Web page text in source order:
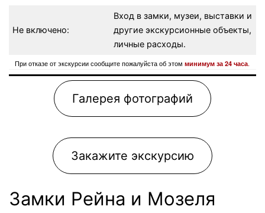
Не включено:
Вход в замки, музеи, выставки и
другие экскурсионные объекты,
личные расходы.
При отказе от экскурсии сообщите пожалуйста об этом минимум за 24 часа.
Галерея фотографий
Закажите экскурсию
Замки Рейна и Мозеля